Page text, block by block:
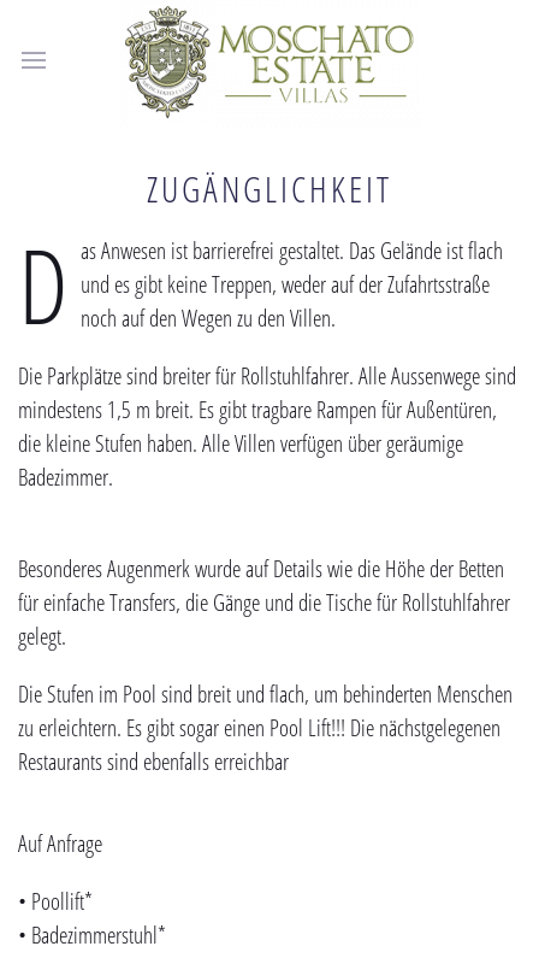
ZUGÄNGLICHKEIT
D as Anwesen ist barrierefrei gestaltet. Das Gelände ist flach
und es gibt keine Treppen, weder auf der Zufahrtsstraße
noch auf den Wegen zu den Villen.
Die Parkplätze sind breiter für Rollstuhlfahrer. Alle Aussenwege sind
mindestens 1,5 m breit. Es gibt tragbare Rampen für Außentüren,
die kleine Stufen haben. Alle Villen verfügen über geräumige
Badezimmer.
Besonderes Augenmerk wurde auf Details wie die Höhe der Betten
für einfache Transfers, die Gänge und die Tische für Rollstuhlfahrer
gelegt.
Die Stufen im Pool sind breit und flach, um behinderten Menschen
zu erleichtern. Es gibt sogar einen Pool Lift!!! Die nächstgelegenen
Restaurants sind ebenfalls erreichbar
Auf Anfrage
• Poollift*
• Badezimmerstuhl*